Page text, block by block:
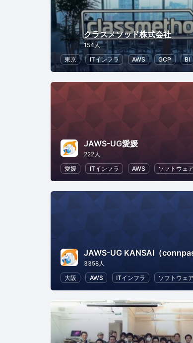
クラスメソッド株式会社
154人
東京
ITインフラ AWS GCP BI
JAWS-UG愛媛
222人
愛媛
ITインフラ AWS ソフトウェ
3358人
大阪
AWS ITインフラ ソフトウェ